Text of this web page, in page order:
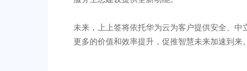
未来，上上签将依托华为云为客户提供安全、
更多的价值和效率提升，促推智慧未来加速到来。